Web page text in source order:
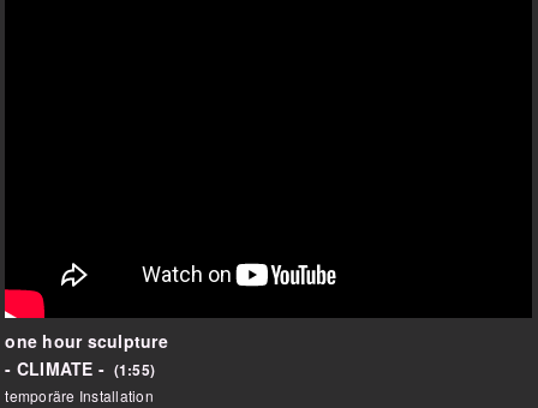
one hour sculpture
- CLIMATE - (1:55)
temporäre Installation